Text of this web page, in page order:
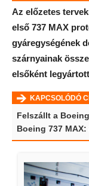
Az előzetes
első 737 MAX
gyáregységének
szárnyainak
elsőként
KAPCSOLÓDÓ
Felszállt a
Boeing 737